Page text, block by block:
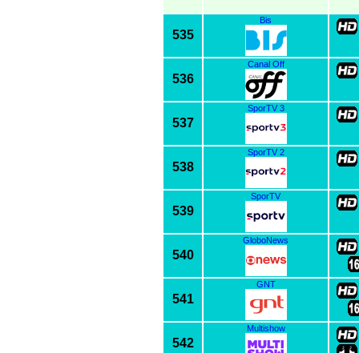
535
Bis
536
Canal Off
537
SporTV 3
538
SporTV 2
539
SporTV
540
GloboNews
541
GNT
542
Multishow